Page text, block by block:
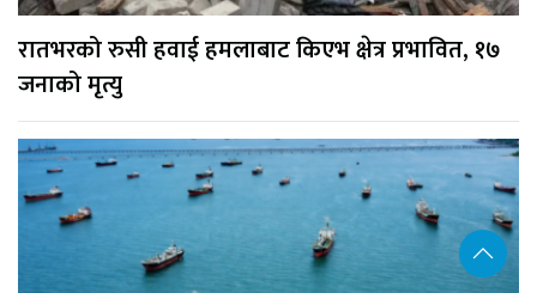
रातभरको रुसी हवाई हमलाबाट किएभ क्षेत्र प्रभावित, १७
जनाको मृत्यु